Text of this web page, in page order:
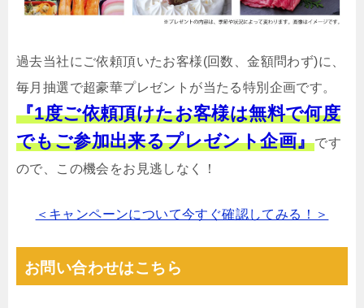
過去当社にご依頼頂いたお客様(回数、金額問わず)に、
毎月抽選で超豪華プレゼントが当たる特別企画です。
『1度ご依頼頂けたお客様は無料で何度
でもご参加出来るプレゼント企画』です
ので、この機会をお見逃しなく！
＜キャンペーンについて今すぐ確認してみる！＞
お問い合わせはこちら